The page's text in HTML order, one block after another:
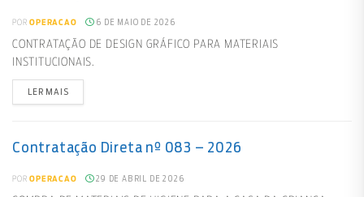
POR OPERACAO 6 DE MAIO DE 2026
CONTRATAÇÃO DE DESIGN GRÁFICO PARA MATERIAIS
INSTITUCIONAIS.
LER MAIS
Contratação Direta nº 083 – 2026
POR OPERACAO 29 DE ABRIL DE 2026